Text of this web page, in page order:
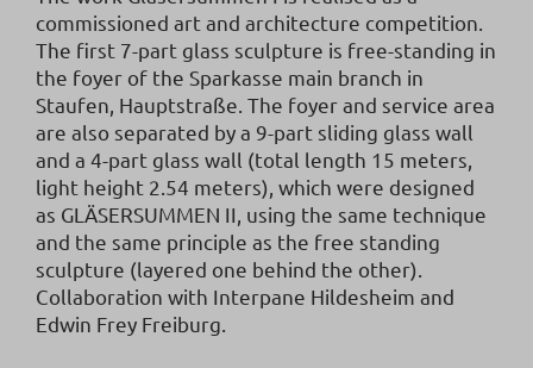
commissioned art and architecture competition.
The first 7-part glass sculpture is free-standing in
the foyer of the Sparkasse main branch in
Staufen, Hauptstraße. The foyer and service area
are also separated by a 9-part sliding glass wall
and a 4-part glass wall (total length 15 meters,
light height 2.54 meters), which were designed
as GLÄSERSUMMEN II, using the same technique
and the same principle as the free standing
sculpture (layered one behind the other).
Collaboration with Interpane Hildesheim and
Edwin Frey Freiburg.